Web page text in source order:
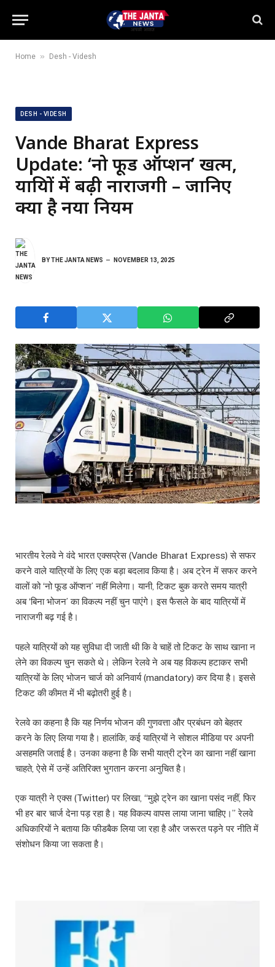
Home » Desh - Videsh
DESH - VIDESH
Vande Bharat Express
Update: ‘नो फूड ऑप्शन’ खत्म,
यात्रियों में बढ़ी नाराजगी – जानिए
क्या है नया नियम
BYTHE JANTA NEWS NOVEMBER 13, 2025
भारतीय रेलवे ने वंदे भारत एक्सप्रेस (Vande Bharat Express) से सफर
करने वाले यात्रियों के लिए एक बड़ा बदलाव किया है। अब ट्रेन में सफर करने
वालों को ‘नो फूड ऑप्शन’ नहीं मिलेगा। यानी, टिकट बुक करते समय यात्री
अब ‘बिना भोजन’ का विकल्प नहीं चुन पाएंगे। इस फैसले के बाद यात्रियों में
नाराजगी बढ़ गई है।
पहले यात्रियों को यह सुविधा दी जाती थी कि वे चाहें तो टिकट के साथ खाना न
लेने का विकल्प चुन सकते थे। लेकिन रेलवे ने अब यह विकल्प हटाकर सभी
यात्रियों के लिए भोजन चार्ज को अनिवार्य (mandatory) कर दिया है। इससे
टिकट की कीमत में भी बढ़ोतरी हुई है।
रेलवे का कहना है कि यह निर्णय भोजन की गुणवत्ता और प्रबंधन को बेहतर
करने के लिए लिया गया है। हालांकि, कई यात्रियों ने सोशल मीडिया पर अपनी
असहमति जताई है। उनका कहना है कि सभी यात्री ट्रेन का खाना नहीं खाना
चाहते, ऐसे में उन्हें अतिरिक्त भुगतान करना अनुचित है।
एक यात्री ने एक्स (Twitter) पर लिखा, “मुझे ट्रेन का खाना पसंद नहीं, फिर
भी हर बार चार्ज देना पड़ रहा है। यह विकल्प वापस लाया जाना चाहिए।” रेलवे
अधिकारियों ने बताया कि फीडबैक लिया जा रहा है और जरूरत पड़ने पर नीति में
संशोधन किया जा सकता है।